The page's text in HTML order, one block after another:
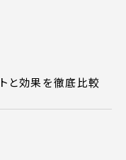
と効果を徹底比較